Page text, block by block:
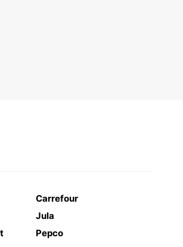
Carrefour
Jula
Pepco